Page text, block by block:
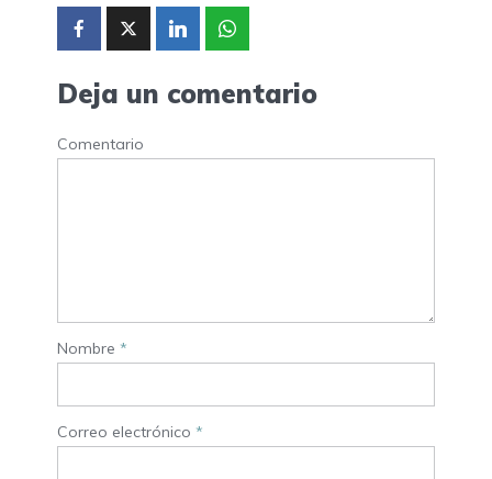
Deja un comentario
Comentario
Nombre *
Correo electrónico *